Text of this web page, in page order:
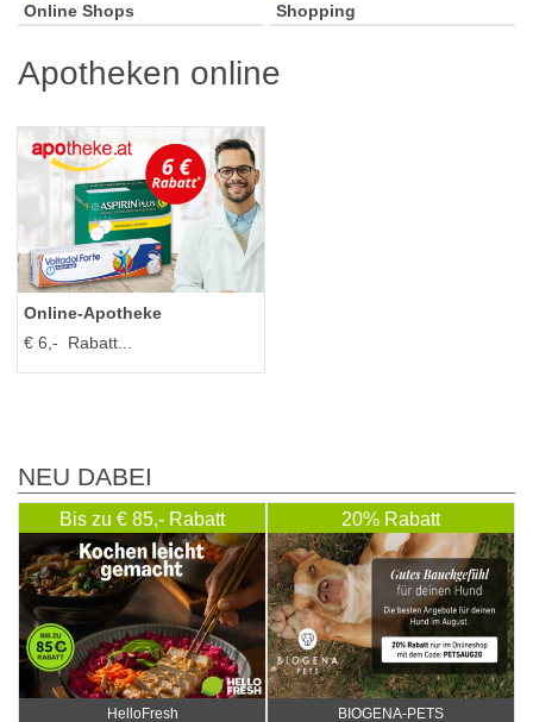
Online Shops Shopping
Apotheken online
Online‑Apotheke
€ 6,- Rabatt...
NEU DABEI
Bis zu € 85,- Rabatt
HelloFresh
20% Rabatt
BIOGENA-PETS